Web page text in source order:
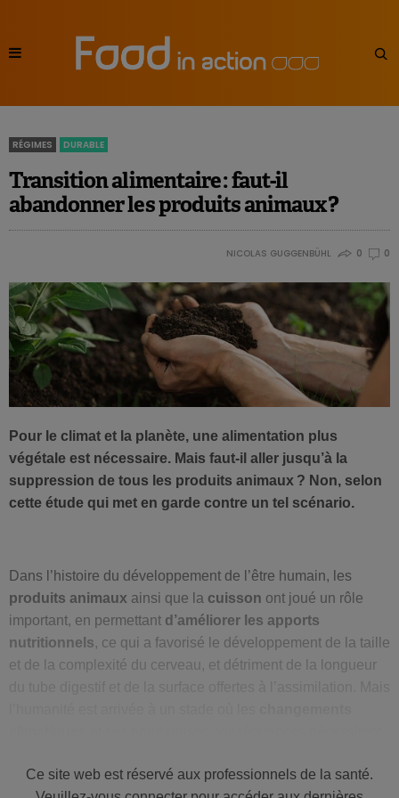
RÉGIMES DURABLE
Transition alimentaire : faut-il
abandonner les produits animaux ?
NICOLAS GUGGENBÜHL 0 0
Pour le climat et la planète, une alimentation plus
végétale est nécessaire. Mais faut-il aller jusqu’à la
suppression de tous les produits animaux ? Non, selon
cette étude qui met en garde contre un tel scénario.
Dans l’histoire du développement de l’être humain, les
produits animaux ainsi que la cuisson ont joué un rôle
important, en permettant d’améliorer les apports
nutritionnels, ce qui a favorisé le développement de la taille
et de la complexité du cerveau, et détriment de la longueur
responsables d’environ un tiers de l’ensemble de l’émission
Ce site web est réservé aux professionnels de la santé.